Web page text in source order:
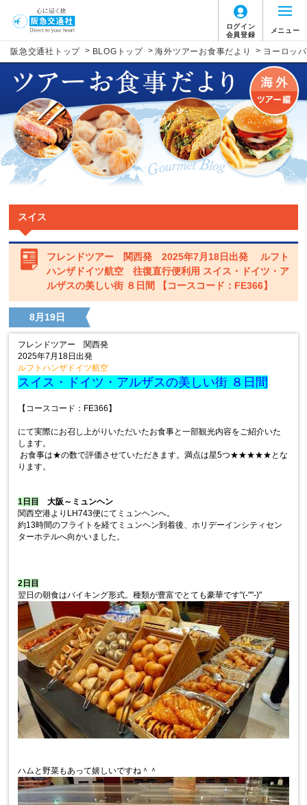
ログイン
会員登録
メニュー
阪急交通社トップ > BLOGトップ > 海外ツアーお食事だより > ヨーロッパ
スイス
フレンドツアー 関西発 2025年7月18日出発 ルフト
ハンザドイツ航空 往復直行便利用 スイス・ドイツ・ア
ルザスの美しい街 ８日間 【コースコード：FE366】
8月19日
フレンドツアー 関西発
2025年7月18日出発
ルフトハンザドイツ航空
スイス・ドイツ・アルザスの美しい街 ８日間
【コースコード：FE366】
にて実際にお召し上がりいただいたお食事と一部観光内容をご紹介いた
します。
お食事は★の数で評価させていただきます。満点は星5つ★★★★★とな
ります。
1日目
大阪～ミュンヘン
関西空港よりLH743便にてミュンヘンへ。
約13時間のフライトを経てミュンヘン到着後、ホリデーインシティセン
ターホテルへ向かいました。
2日目
翌日の朝食はバイキング形式。種類が豊富でとても豪華です"(-""-)"
ハムと野菜もあって嬉しいですね＾＾